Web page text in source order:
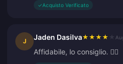
✓Acquisto Verificato
J Jaden Dasilva★ ★ ★ ★
Affidabile, lo consiglio. 👍🏻